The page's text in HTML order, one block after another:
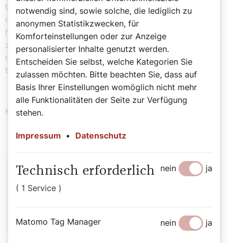
beschreiben den Elektromagnetismus.) „Aber er spricht
noch mehr: ‚Ich liebe dich. Ich will, dass du hier bist, du
hast hier einen Platz, und irgendwann kommst du zu mir
zurück.‘ Das ist ein ganz anderes Wort, das die Physik
nie erforschen kann. Aber es ist ein Wort, das mich
trägt.“
Schlagwörter
Autor:
notwendig sind, sowie solche, die lediglich zu
anonymen Statistikzwecken, für
Komforteinstellungen oder zur Anzeige
personalisierter Inhalte genutzt werden.
Entscheiden Sie selbst, welche Kategorien Sie
zulassen möchten. Bitte beachten Sie, dass auf
Basis Ihrer Einstellungen womöglich nicht mehr
alle Funktionalitäten der Seite zur Verfügung
stehen.
Impressum • Datenschutz
Technisch erforderlich
( 1 Service )
nein ja
Matomo Tag Manager nein ja